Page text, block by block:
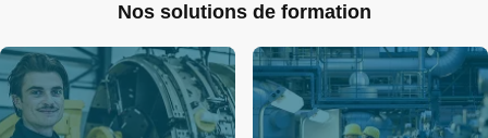
Nos solutions de formation